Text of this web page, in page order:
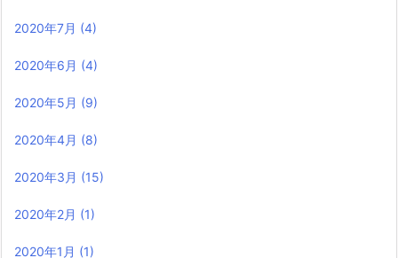
2020年7月 (4)
2020年6月 (4)
2020年5月 (9)
2020年4月 (8)
2020年3月 (15)
2020年2月 (1)
2020年1月 (1)